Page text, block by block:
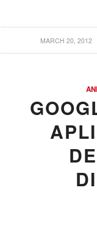
MARCH 20, 2012
/